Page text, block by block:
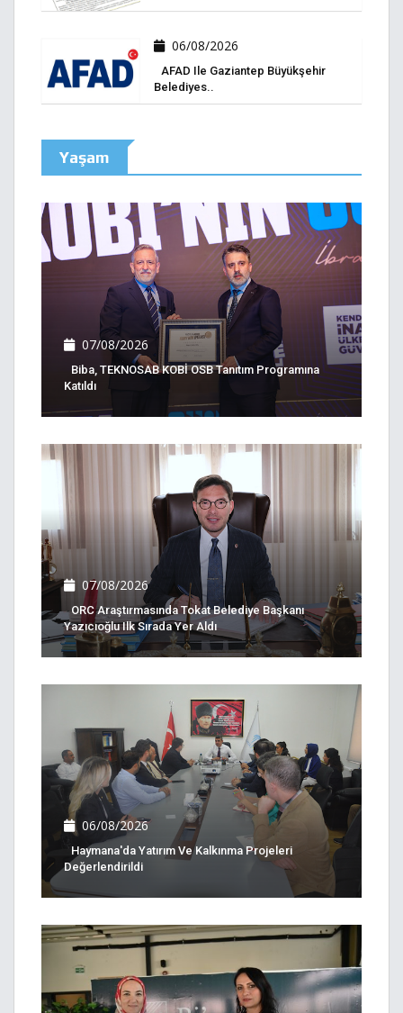
06/08/2026
AFAD Ile Gaziantep Büyükşehir
Belediyes..
Yaşam
07/08/2026
Biba, TEKNOSAB KOBİ OSB Tanıtım Programına
Katıldı
07/08/2026
ORC Araştırmasında Tokat Belediye Başkanı
Yazıcıoğlu Ilk Sırada Yer Aldı
06/08/2026
Haymana'da Yatırım Ve Kalkınma Projeleri
Değerlendirildi